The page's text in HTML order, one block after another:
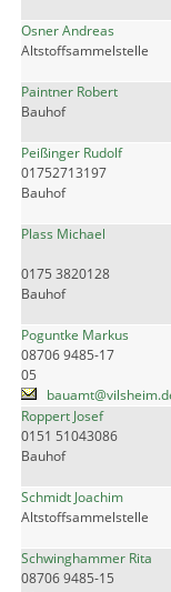
Osner Andreas
Altstoffsammelstelle
Paintner Robert
Bauhof
Peißinger Rudolf
01752713197
Bauhof
Plass Michael
0175 3820128
Bauhof
Poguntke Markus
08706 9485-17
05
Roppert Josef
0151 51043086
Bauhof
Schmidt Joachim
Altstoffsammelstelle
Schwinghammer Rita
08706 9485-15